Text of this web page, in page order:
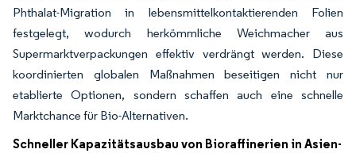
Phthalat-Migration in lebensmittelkontaktierenden Folien
festgelegt, wodurch herkömmliche Weichmacher aus
Supermarktverpackungen effektiv verdrängt werden. Diese
koordinierten globalen Maßnahmen beseitigen nicht nur
etablierte Optionen, sondern schaffen auch eine schnelle
Marktchance für Bio-Alternativen.
Schneller Kapazitätsausbau von Bioraffinerien in Asien-